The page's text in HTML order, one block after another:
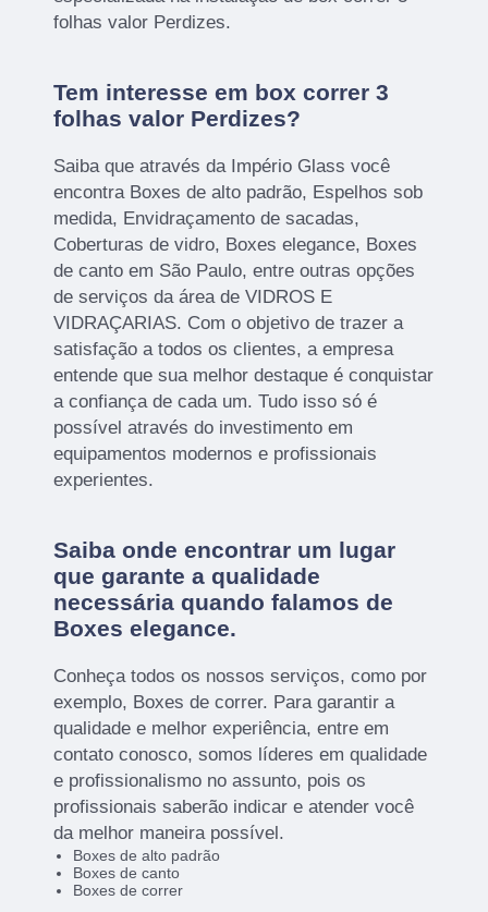
folhas valor Perdizes.
Tem interesse em box correr 3
folhas valor Perdizes?
Saiba que através da Império Glass você
encontra Boxes de alto padrão, Espelhos sob
medida, Envidraçamento de sacadas,
Coberturas de vidro, Boxes elegance, Boxes
de canto em São Paulo, entre outras opções
de serviços da área de VIDROS E
VIDRAÇARIAS. Com o objetivo de trazer a
satisfação a todos os clientes, a empresa
entende que sua melhor destaque é conquistar
a confiança de cada um. Tudo isso só é
possível através do investimento em
equipamentos modernos e profissionais
experientes.
Saiba onde encontrar um lugar
que garante a qualidade
necessária quando falamos de
Boxes elegance.
Conheça todos os nossos serviços, como por
exemplo, Boxes de correr. Para garantir a
qualidade e melhor experiência, entre em
contato conosco, somos líderes em qualidade
e profissionalismo no assunto, pois os
profissionais saberão indicar e atender você
da melhor maneira possível.
Boxes de alto padrão
Boxes de canto
Boxes de correr